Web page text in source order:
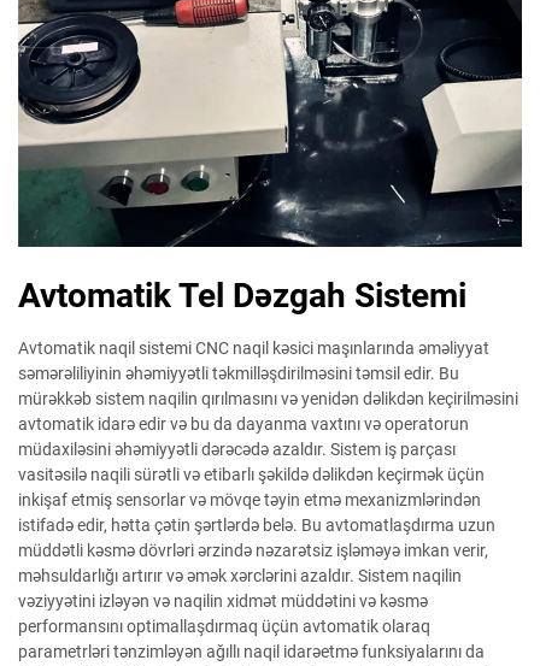
Avtomatik Tel Dəzgah Sistemi
Avtomatik naqil sistemi CNC naqil kəsici maşınlarında əməliyyat
səmərəliliyinin əhəmiyyətli təkmilləşdirilməsini təmsil edir. Bu
mürəkkəb sistem naqilin qırılmasını və yenidən dəlikdən keçirilməsini
avtomatik idarə edir və bu da dayanma vaxtını və operatorun
müdaxiləsini əhəmiyyətli dərəcədə azaldır. Sistem iş parçası
vasitəsilə naqili sürətli və etibarlı şəkildə dəlikdən keçirmək üçün
inkişaf etmiş sensorlar və mövqe təyin etmə mexanizmlərindən
istifadə edir, hətta çətin şərtlərdə belə. Bu avtomatlaşdırma uzun
müddətli kəsmə dövrləri ərzində nəzarətsiz işləməyə imkan verir,
məhsuldarlığı artırır və əmək xərclərini azaldır. Sistem naqilin
vəziyyətini izləyən və naqilin xidmət müddətini və kəsmə
performansını optimallaşdırmaq üçün avtomatik olaraq
parametrləri tənzimləyən ağıllı naqil idarəetmə funksiyalarını da